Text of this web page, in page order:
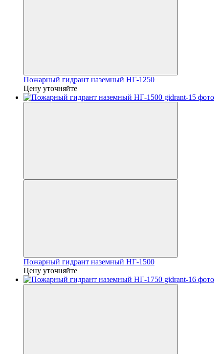
Пожарный гидрант наземный НГ-1250
Цену уточняйте
Пожарный гидрант наземный НГ-1500
Цену уточняйте